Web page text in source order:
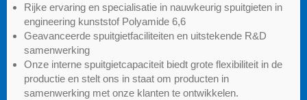
Rijke ervaring en specialisatie in nauwkeurig spuitgieten in
engineering kunststof Polyamide 6,6
Geavanceerde spuitgietfaciliteiten en uitstekende R&D
samenwerking
Onze interne spuitgietcapaciteit biedt grote flexibiliteit in de
productie en stelt ons in staat om producten in
samenwerking met onze klanten te ontwikkelen.